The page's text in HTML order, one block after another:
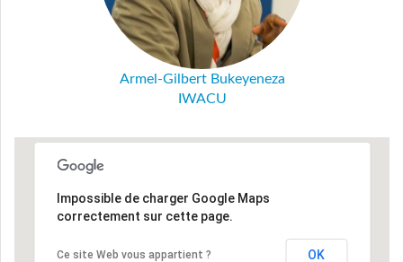
Armel-Gilbert Bukeyeneza
IWACU
Impossible de charger Google Maps
correctement sur cette page.
Ce site Web vous appartient ? OK